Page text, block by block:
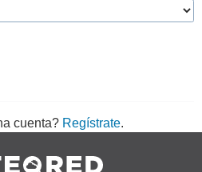
cuenta? Regístrate.